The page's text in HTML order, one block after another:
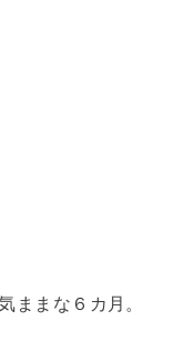
ままな６カ月。